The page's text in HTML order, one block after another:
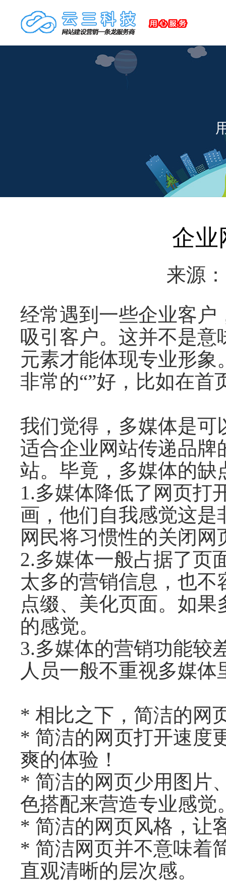
企业
来源
经常遇到一些企业客户
吸引客户。这并不是
元素才能体现专业形
非常的“”好，比如在首
我们觉得，多媒体是可
适合企业网站传递品牌
站。毕竟，多媒体的缺
1.多媒体降低了网页打
画，他们自我感觉这是
网民将习惯性的关闭
2.多媒体一般占据了页
太多的营销信息，也
点缀、美化页面。如
的感觉。
3.多媒体的营销功能较
人员一般不重视多媒体
* 相比之下，简洁的网
* 简洁的网页打开速度
爽的体验！
* 简洁的网页少用图片
色搭配来营造专业感觉
* 简洁的网页风格，让
* 简洁网页并不意味着
直观清晰的层次感。